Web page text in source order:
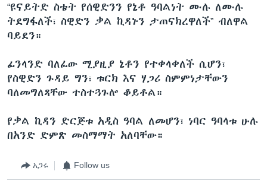
“ዩናይትድ ስቴት የሰዊድንን የኔቶ ዓባልነት ሙሉ ለሙሉ
ትደግፋለች፣ ስዊድን ቃል ኪዳኑን ታጠናክረዋለች” ብለዋል
ባይደን።
ፊንላንድ ባለፈው ሚያዚያ ኔቶን የተቀላቀለች ሲሆን፣
የስዊድን ጉዳይ ግን፣ ቱርክ እና ሃጋሪ ስምምነታቸውን
ባለመግለጻቸው ተስተጓጉሎ ቆይቶል።
የቃል ኪዳን ድርጅቱ አዲስ ዓባል ለመሆን፣ ነባር ዓባላቱ ሁሉ
በአንድ ድምጽ መስማማት አለባቸው።
አጋሩ Follow us